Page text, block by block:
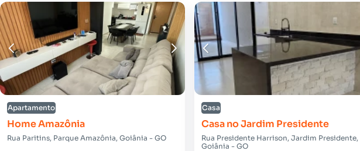
Apartamento
Home Amazônia
Rua Paritins, Parque Amazônia, Goiânia - GO
Casa
Casa no Jardim Presidente
Rua Presidente Harrison, Jardim Presidente,
Goiânia - GO